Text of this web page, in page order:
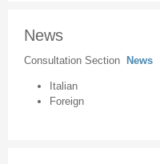
News
Consultation Section News
Italian
Foreign